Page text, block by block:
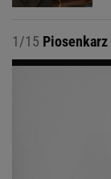
1/15